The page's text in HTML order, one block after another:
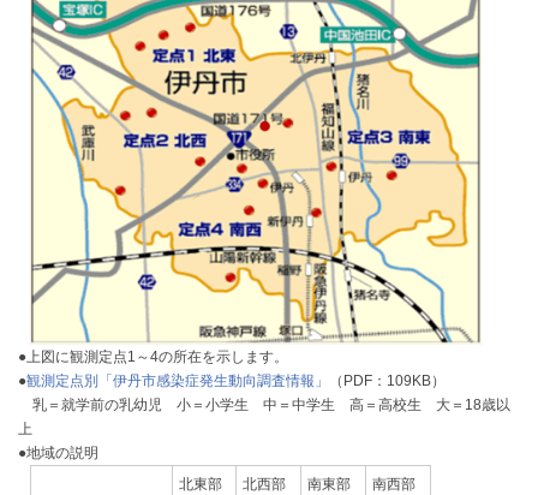
●上図に観測定点1～4の所在を示します。
●観測定点別「伊丹市感染症発生動向調査情報」
（PDF：109KB）
乳＝就学前の乳幼児 小＝小学生 中＝中学生 高＝高校生 大＝18歳以
上
●地域の説明
北東部
北西部 南東部 南西部